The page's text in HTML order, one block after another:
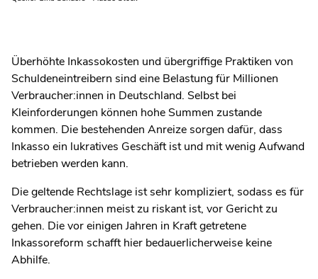
Überhöhte Inkassokosten und übergriffige Praktiken von
Schuldeneintreibern sind eine Belastung für Millionen
Verbraucher:innen in Deutschland. Selbst bei
Kleinforderungen können hohe Summen zustande
kommen. Die bestehenden Anreize sorgen dafür, dass
Inkasso ein lukratives Geschäft ist und mit wenig Aufwand
betrieben werden kann.
Die geltende Rechtslage ist sehr kompliziert, sodass es für
Verbraucher:innen meist zu riskant ist, vor Gericht zu
gehen. Die vor einigen Jahren in Kraft getretene
Inkassoreform schafft hier bedauerlicherweise keine
Abhilfe.